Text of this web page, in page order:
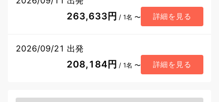
263,633円 / 1名 〜 詳細を見る
2026/09/21 出発
208,184円 / 1名 〜 詳細を見る